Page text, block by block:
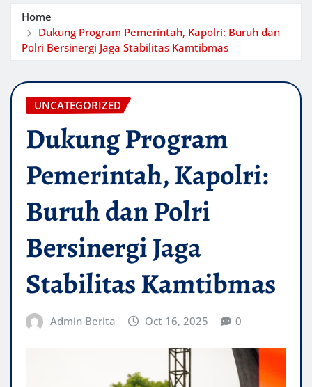
Home
Dukung Program Pemerintah, Kapolri: Buruh dan
Polri Bersinergi Jaga Stabilitas Kamtibmas
UNCATEGORIZED
Dukung Program
Pemerintah, Kapolri:
Buruh dan Polri
Bersinergi Jaga
Stabilitas Kamtibmas
Admin Berita Oct 16, 2025 0